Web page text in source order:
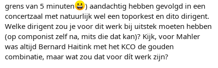
grens van 5 minuten
) aandachtig hebben gevolgd in een
concertzaal met natuurlijk wel een toporkest en dito dirigent.
Welke dirigent zou je voor dit werk bij uitstek moeten hebben
(op componist zelf na, mits die dat kan)? Kijk, voor Mahler
was altijd Bernard Haitink met het KCO de gouden
combinatie, maar wat zou dat voor dít werk zijn?